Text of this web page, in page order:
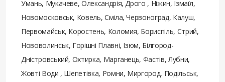
Умань, Мукачеве, Олександрія, Дрого , Ніжин, Ізмаїл,
Новомосковськ, Ковель, Сміла, Червоноград, Калуш,
Первомайськ, Коростень, Коломия, Бориспіль, Стрий,
Нововолинськ, Горішні Плавні, Ізюм, Білгород-
Дністровський, Охтирка, Марганець, Фастів, Лубни,
Жовті Води , Шепетівка, Ромни, Миргород, Подільськ,